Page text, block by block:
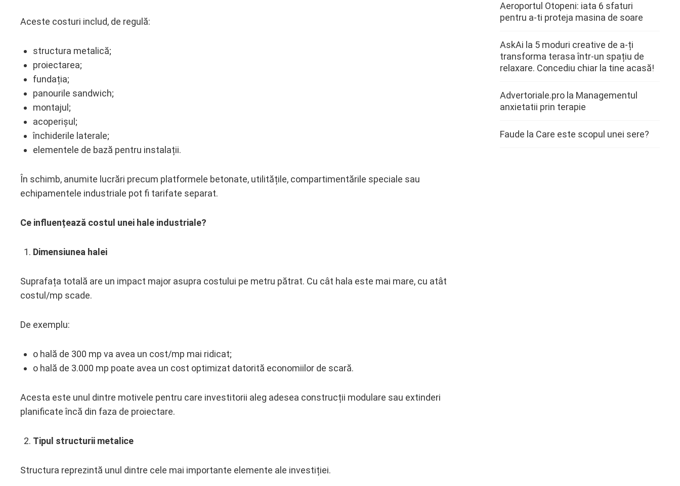
Aceste costuri includ, de regulă:
structura metalică;
proiectarea;
fundația;
panourile sandwich;
montajul;
acoperișul;
închiderile laterale;
elementele de bază pentru instalații.
În schimb, anumite lucrări precum platformele betonate, utilitățile, compartimentările speciale sau
echipamentele industriale pot fi tarifate separat.
Ce influențează costul unei hale industriale?
Dimensiunea halei
Suprafața totală are un impact major asupra costului pe metru pătrat. Cu cât hala este mai mare, cu atât
costul/mp scade.
De exemplu:
o hală de 300 mp va avea un cost/mp mai ridicat;
o hală de 3.000 mp poate avea un cost optimizat datorită economiilor de scară.
Acesta este unul dintre motivele pentru care investitorii aleg adesea construcții modulare sau extinderi
planificate încă din faza de proiectare.
Tipul structurii metalice
Structura reprezintă unul dintre cele mai importante elemente ale investiției.
Aeroportul Otopeni: iata 6 sfaturi
pentru a-ti proteja masina de soare
AskAi la 5 moduri creative de a-ți
transforma terasa într-un spațiu de
relaxare. Concediu chiar la tine acasă!
Advertoriale.pro la Managementul
anxietatii prin terapie
Faude la Care este scopul unei sere?